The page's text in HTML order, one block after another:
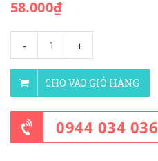
58.000₫
- +
CHO VÀO GIỎ HÀNG
0944 034 036